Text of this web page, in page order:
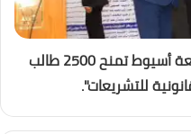
بالتعاون مع مجلس الوزراء.. جامعة أسيوط تمنح 2500 طالب
للتشريعات".